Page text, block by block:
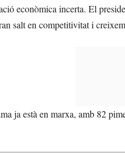
econòmica incerta. El
salt en competitivitat i
ja està en marxa, amb 82